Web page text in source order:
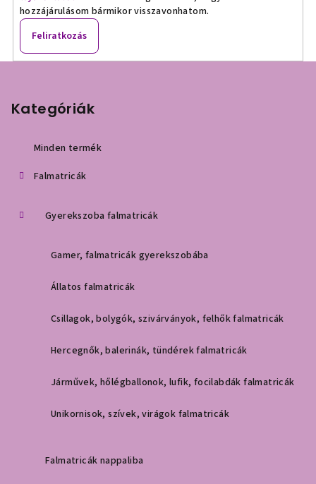
hozzájárulásom bármikor visszavonhatom.
Feliratkozás
Kategóriák
Minden termék
Falmatricák
Gyerekszoba falmatricák
Gamer, falmatricák gyerekszobába
Állatos falmatricák
Csillagok, bolygók, szivárványok, felhők falmatricák
Hercegnők, balerinák, tündérek falmatricák
Járművek, hőlégballonok, lufik, focilabdák falmatricák
Unikornisok, szívek, virágok falmatricák
Falmatricák nappaliba